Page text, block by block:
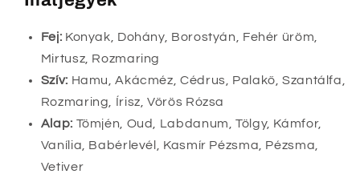
Fej: Konyak, Dohány, Borostyán, Fehér üröm,
Mirtusz, Rozmaring
Szív: Hamu, Akácméz, Cédrus, Palakő, Szantálfa,
Rozmaring, Írisz, Vörös Rózsa
Alap: Tömjén, Oud, Labdanum, Tölgy, Kámfor,
Vanília, Babérlevél, Kasmír Pézsma, Pézsma,
Vetiver